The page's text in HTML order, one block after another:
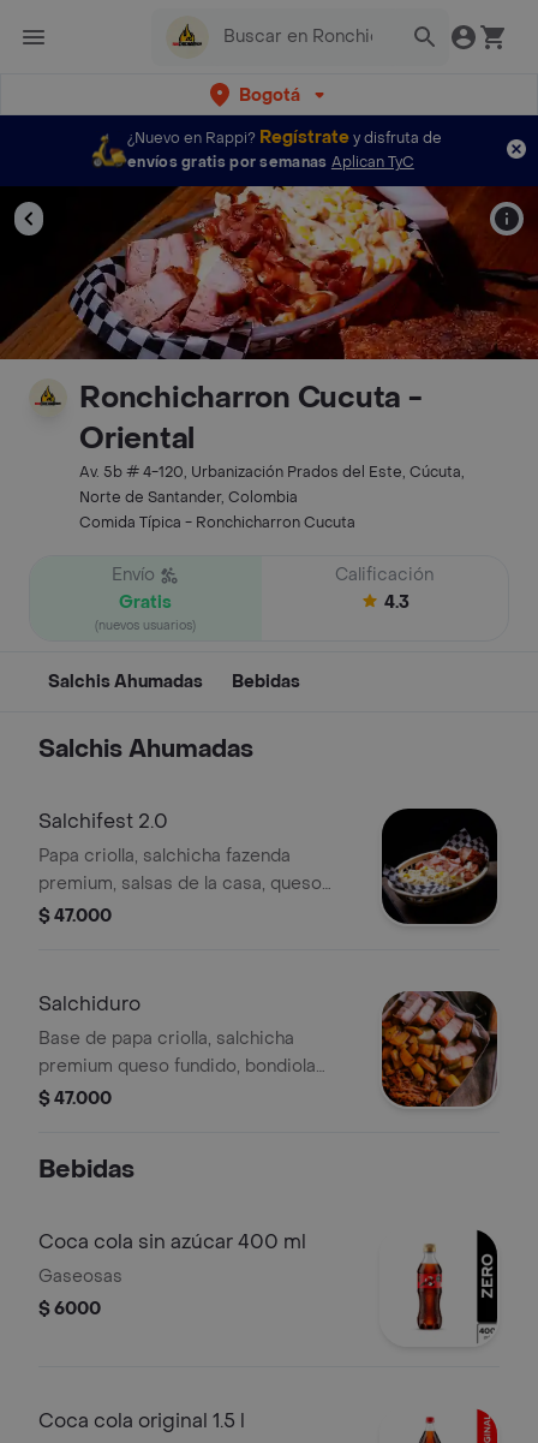
Bogotá
¿Nuevo en Rappi? Regístratey disfruta de
envíos gratis por semanas Aplican TyC
Ronchicharron Cucuta -
Oriental
Av. 5b # 4-120, Urbanización Prados del Este, Cúcuta,
Norte de Santander, Colombia
Comida Típica - Ronchicharron Cucuta
Envío
Gratis
(nuevos usuarios)
Calificación
4.3
Salchis Ahumadas Bebidas
Salchis Ahumadas
Salchifest 2.0
Papa criolla, salchicha fazenda
premium, salsas de la casa, queso
mozarela, pollo desmechado en salsa
chicharrón el personal, 5 el de para
$ 47.000
Salchiduro
Base de papa criolla, salchicha
premium queso fundido, bondiola
desmechada en salsa bbq de la casa,
chicharrón el personal, 5 el de para
$ 47.000
Bebidas
Coca cola sin azúcar 400 ml
Gaseosas
$ 6000
Coca cola original 1.5 l